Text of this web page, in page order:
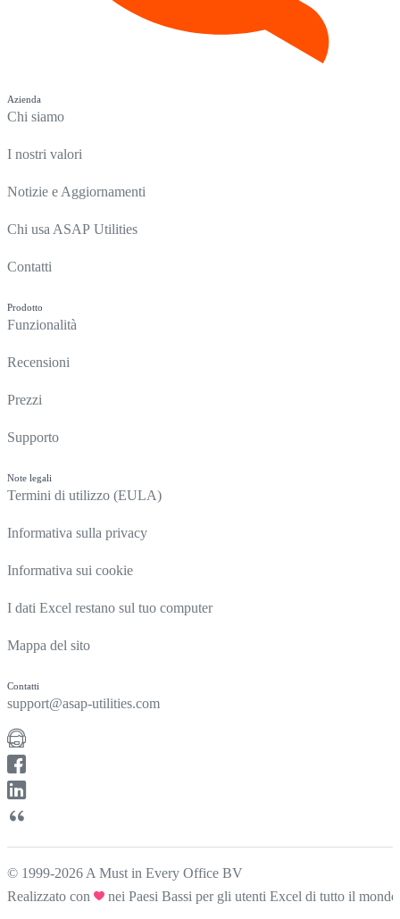
Azienda
Chi siamo
I nostri valori
Notizie e Aggiornamenti
Chi usa ASAP Utilities
Contatti
Prodotto
Funzionalità
Recensioni
Prezzi
Supporto
Note legali
Termini di utilizzo (EULA)
Informativa sulla privacy
Informativa sui cookie
I dati Excel restano sul tuo computer
Mappa del sito
Contatti
support@asap-utilities.com
© 1999-2026 A Must in Every Office BV
Realizzato con
nei Paesi Bassi per gli utenti Excel di tutto il mondo